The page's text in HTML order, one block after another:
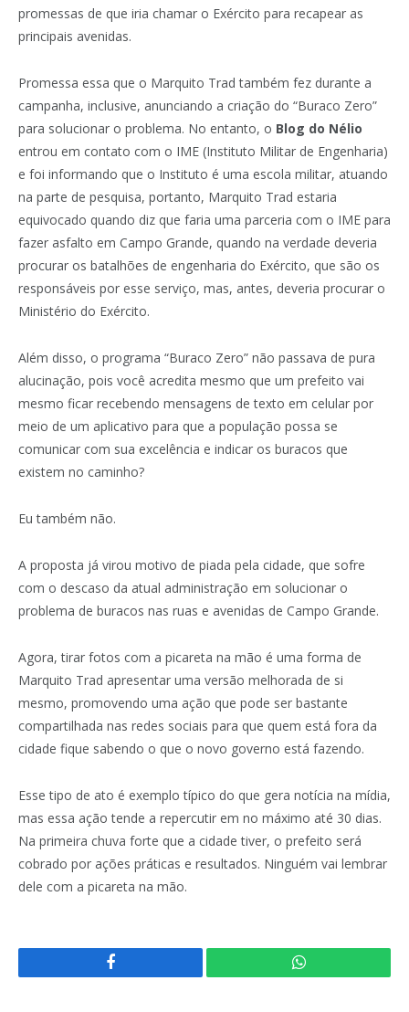
promessas de que iria chamar o Exército para recapear as
principais avenidas.
Promessa essa que o Marquito Trad também fez durante a
campanha, inclusive, anunciando a criação do “Buraco Zero”
para solucionar o problema. No entanto, o Blog do Nélio
entrou em contato com o IME (Instituto Militar de Engenharia)
e foi informando que o Instituto é uma escola militar, atuando
na parte de pesquisa, portanto, Marquito Trad estaria
equivocado quando diz que faria uma parceria com o IME para
fazer asfalto em Campo Grande, quando na verdade deveria
procurar os batalhões de engenharia do Exército, que são os
responsáveis por esse serviço, mas, antes, deveria procurar o
Ministério do Exército.
Além disso, o programa “Buraco Zero” não passava de pura
alucinação, pois você acredita mesmo que um prefeito vai
mesmo ficar recebendo mensagens de texto em celular por
meio de um aplicativo para que a população possa se
comunicar com sua excelência e indicar os buracos que
existem no caminho?
Eu também não.
A proposta já virou motivo de piada pela cidade, que sofre
com o descaso da atual administração em solucionar o
problema de buracos nas ruas e avenidas de Campo Grande.
Agora, tirar fotos com a picareta na mão é uma forma de
Marquito Trad apresentar uma versão melhorada de si
mesmo, promovendo uma ação que pode ser bastante
compartilhada nas redes sociais para que quem está fora da
cidade fique sabendo o que o novo governo está fazendo.
Esse tipo de ato é exemplo típico do que gera notícia na mídia,
mas essa ação tende a repercutir em no máximo até 30 dias.
Na primeira chuva forte que a cidade tiver, o prefeito será
cobrado por ações práticas e resultados. Ninguém vai lembrar
dele com a picareta na mão.
Facebook WhatsApp